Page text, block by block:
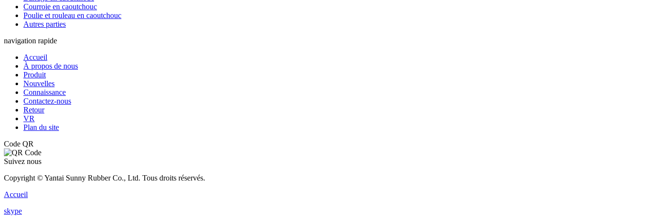
Courroie en caoutchouc
Poulie et rouleau en caoutchouc
Autres parties
navigation rapide
Accueil
À propos de nous
Produit
Nouvelles
Connaissance
Contactez-nous
Retour
VR
Plan du site
Code QR
Suivez nous
Copyright © Yantai Sunny Rubber Co., Ltd. Tous droits réservés.
Accueil
skype